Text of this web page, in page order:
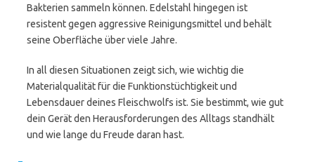
Bakterien sammeln können. Edelstahl hingegen ist
resistent gegen aggressive Reinigungsmittel und behält
seine Oberfläche über viele Jahre.
In all diesen Situationen zeigt sich, wie wichtig die
Materialqualität für die Funktionstüchtigkeit und
Lebensdauer deines Fleischwolfs ist. Sie bestimmt, wie gut
dein Gerät den Herausforderungen des Alltags standhält
und wie lange du Freude daran hast.